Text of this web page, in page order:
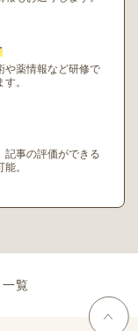
や薬情報など研修で
。
記事の評価ができる
。
覧